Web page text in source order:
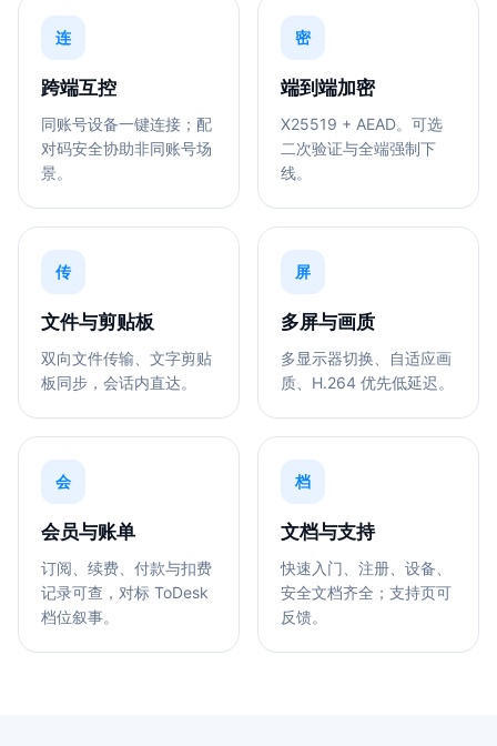
连
跨端互控
同账号设备一键连接；配
对码安全协助非同账号场
景。
密
端到端加密
X25519 + AEAD。可选
二次验证与全端强制下
线。
传
文件与剪贴板
双向文件传输、文字剪贴
板同步，会话内直达。
屏
多屏与画质
多显示器切换、自适应画
质、H.264 优先低延迟。
会
会员与账单
订阅、续费、付款与扣费
记录可查，对标 ToDesk
档位叙事。
档
文档与支持
快速入门、注册、设备、
安全文档齐全；支持页可
反馈。